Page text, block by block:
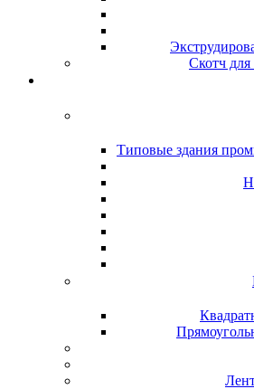
Скотч
Типовые здания